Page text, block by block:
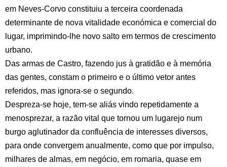
em Neves-Corvo constituiu a terceira coordenada
determinante de nova vitalidade económica e comercial do
lugar, imprimindo-lhe novo salto em termos de crescimento
urbano.
Das armas de Castro, fazendo jus à gratidão e à memória
das gentes, constam o primeiro e o último vetor antes
referidos, mas ignora-se o segundo.
Despreza-se hoje, tem-se aliás vindo repetidamente a
menosprezar, a razão vital que tornou um lugarejo num
burgo aglutinador da confluência de interesses diversos,
para onde convergem anualmente, como que por impulso,
milhares de almas, em negócio, em romaria, quase em